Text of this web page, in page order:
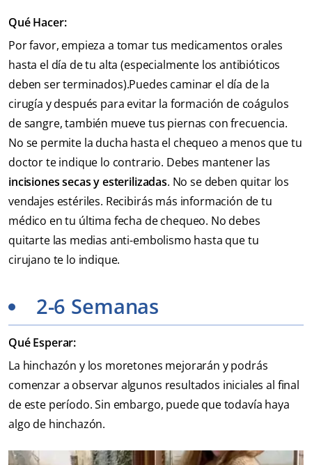
Qué Hacer:
Por favor, empieza a tomar tus medicamentos orales
hasta el día de tu alta (especialmente los antibióticos
deben ser terminados).Puedes caminar el día de la
cirugía y después para evitar la formación de coágulos
de sangre, también mueve tus piernas con frecuencia.
No se permite la ducha hasta el chequeo a menos que tu
doctor te indique lo contrario. Debes mantener las
incisiones secas y esterilizadas. No se deben quitar los
vendajes estériles. Recibirás más información de tu
médico en tu última fecha de chequeo. No debes
quitarte las medias anti-embolismo hasta que tu
cirujano te lo indique.
2-6 Semanas
Qué Esperar:
La hinchazón y los moretones mejorarán y podrás
comenzar a observar algunos resultados iniciales al final
de este período. Sin embargo, puede que todavía haya
algo de hinchazón.